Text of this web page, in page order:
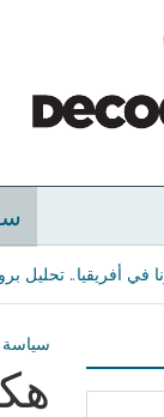
في أفريقيا.. تحليل
سياسة